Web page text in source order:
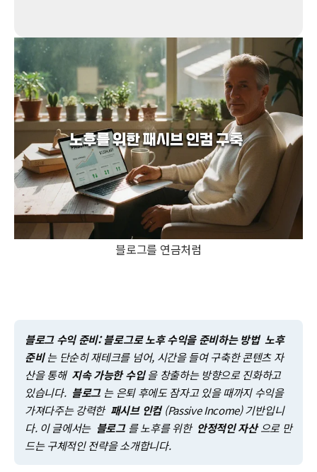
블로그를 연금처럼
블로그 수익 준비: 블로그로 노후 수익을 준비하는 방법 노후
준비 는 단순히 재테크를 넘어, 시간을 들여 구축한 콘텐츠 자
산을 통해 지속 가능한 수입 을 창출하는 방향으로 진화하고
있습니다. 블로그 는 은퇴 후에도 잠자고 있을 때까지 수익을
가져다주는 강력한 패시브 인컴 (Passive Income) 기반입니
다. 이 글에서는 블로그 를 노후를 위한 안정적인 자산 으로 만
드는 구체적인 전략을 소개합니다.